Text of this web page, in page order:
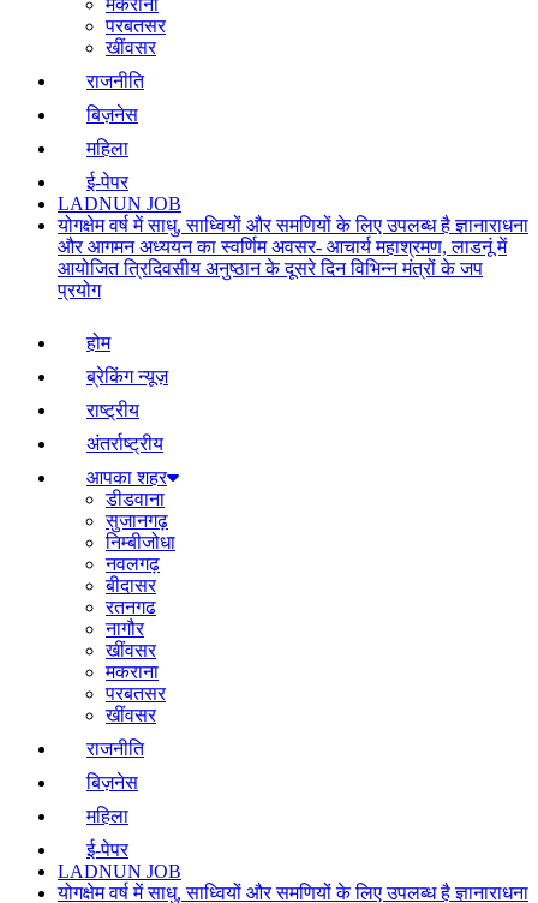
मकराना
परबतसर
खींवसर
राजनीति
बिज़नेस
महिला
ई-पेपर
LADNUN JOB
योगक्षेम वर्ष में साधु, साध्वियों और समणियों के लिए उपलब्ध है ज्ञानाराधना
और आगमन अध्ययन का स्वर्णिम अवसर- आचार्य महाश्रमण, लाडनूं में
आयोजित त्रिदिवसीय अनुष्ठान के दूसरे दिन विभिन्न मंत्रों के जप
प्रयोग
होम
ब्रेकिंग न्यूज़
राष्ट्रीय
अंतर्राष्ट्रीय
आपका शहर
डीडवाना
सुजानगढ़
निम्बीजोधा
नवलगढ़
बीदासर
रतनगढ
नागौर
खींवसर
मकराना
परबतसर
खींवसर
राजनीति
बिज़नेस
महिला
ई-पेपर
LADNUN JOB
योगक्षेम वर्ष में साधु, साध्वियों और समणियों के लिए उपलब्ध है ज्ञानाराधना